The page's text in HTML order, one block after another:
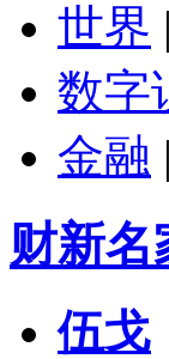
世界 |
数字
金融 |
财新名
伍戈